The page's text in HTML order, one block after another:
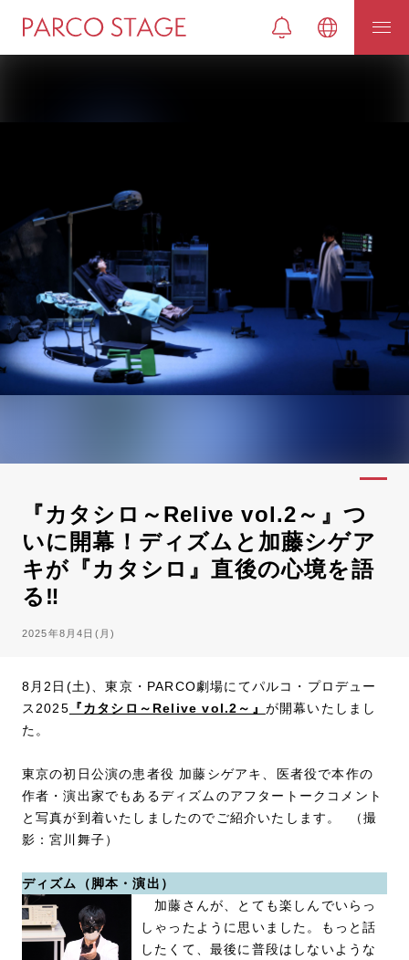
『カタシロ～Relive vol.2～』つ
いに開幕！ディズムと加藤シゲア
キが『カタシロ』直後の心境を語
る‼
2025年8月4日(月)
8月2日(土)、東京・PARCO劇場にてパルコ・プロデュー
ス2025 『カタシロ～Relive vol.2～』 が開幕いたしまし
た。
東京の初日公演の患者役 加藤シゲアキ、医者役で本作の
作者・演出家でもあるディズムのアフタートークコメント
と写真が到着いたしましたのでご紹介いたします。 （撮
影：宮川舞子）
ディズム（脚本・演出）
加藤さんが、とても楽しんでいらっ
しゃったように思いました。もっと話
したくて、最後に普段はしないような